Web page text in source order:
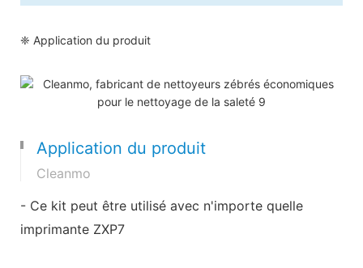
❈ Application du produit
Application du produit
Cleanmo
- Ce kit peut être utilisé avec n'importe quelle
imprimante ZXP7